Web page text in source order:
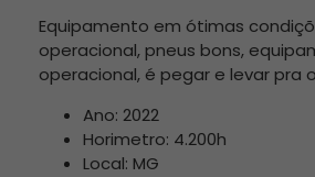
Equipamento em ótimas
operacional, pneus bons,
operacional, é pegar e levar pra
Ano: 2022
Horimetro: 4.200h
Local: MG